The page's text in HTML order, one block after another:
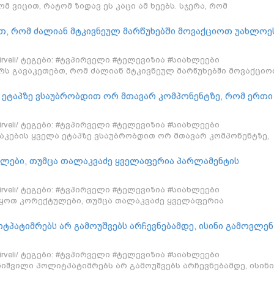
ვიცით, რატომ ზიდავ ეს კაცი ამ ხეებს. სჯერა, რომ
რომ ძალიან მტკივნეულ მარწუხებში მოვაქციოთ
- ნიკა მელია
ტეგები: #ტვპირველი #ტელევიზია #სიახლეები
გავაკეთებთ, რომ ძალიან მტკივნეულ მარწუხებში
ვსაუბრობდით ორ მთავარ კომპონენტზე, რომ ერთი
იქნება - ნიკა მელია
ტეგები: #ტვპირველი #ტელევიზია #სიახლეები
ყველა ეტაპზე ვსაუბრობდით ორ მთავარ კომპონენტზე,
თუმცა თალაკვაძე ყველაფერია პარლამენტის
მოწაფეების რანგში გაიყვანა ელჩები - ნიკა მელია
ტეგები: #ტვპირველი #ტელევიზია #სიახლეები
კორექტულები, თუმცა თალაკვაძე ყველაფერია
არ გამოუშვებს არჩევნებამდე, ისინი გამოვლენ
არ მეპარება არც ერთი წამით ეჭვი - ნიკა მელია
ტეგები: #ტვპირველი #ტელევიზია #სიახლეები
პოლიტპატიმრებს არ გამოუშვებს არჩევნებამდე, ისინი